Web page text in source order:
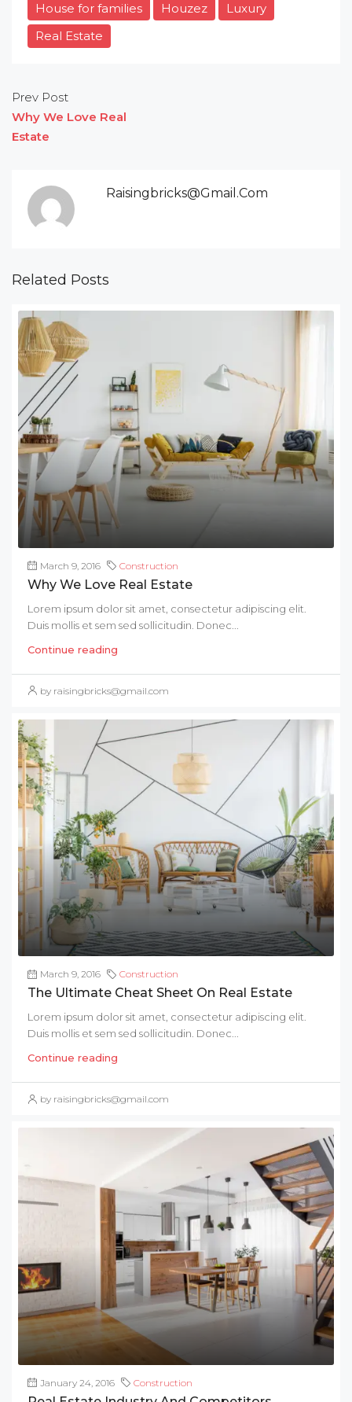
House for families
Houzez
Luxury
Real Estate
Prev Post
Why We Love Real
Estate
Raisingbricks@gmail.com
Related Posts
March 9, 2016 Construction
Why We Love Real Estate
Lorem ipsum dolor sit amet, consectetur adipiscing elit.
Duis mollis et sem sed sollicitudin. Donec...
Continue reading
by raisingbricks@gmail.com
March 9, 2016 Construction
The Ultimate Cheat Sheet On Real Estate
Lorem ipsum dolor sit amet, consectetur adipiscing elit.
Duis mollis et sem sed sollicitudin. Donec...
Continue reading
by raisingbricks@gmail.com
January 24, 2016 Construction